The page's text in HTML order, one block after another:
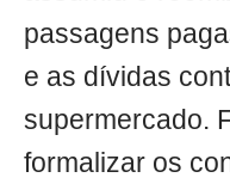
passagens
e as dívidas
supermercado.
formalizar os